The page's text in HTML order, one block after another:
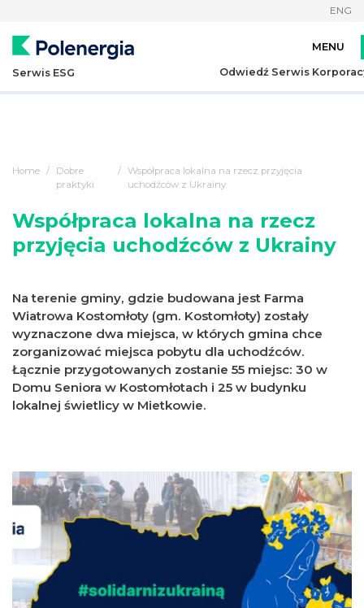
ENG
Serwis ESG Odwiedź Serwis
Home
Dobre
praktyki
Współpraca lokalna na rzecz przyjęcia
uchodźców z Ukrainy
Współpraca lokalna na rzecz
przyjęcia uchodźców z Ukrainy
Na terenie gminy, gdzie budowana jest Farma
Wiatrowa Kostomłoty (gm. Kostomłoty) zostały
wyznaczone dwa miejsca, w których gmina chce
zorganizować miejsca pobytu dla uchodźców.
Łącznie przygotowanych zostanie 55 miejsc: 30 w
Domu Seniora w Kostomłotach i 25 w budynku
lokalnej świetlicy w Mietkowie.